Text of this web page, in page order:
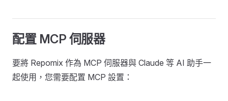
配置 MCP 伺服器
要將 Repomix 作為 MCP 伺服器與 Claude 等 AI 助手一
起使用，您需要配置 MCP 設置：